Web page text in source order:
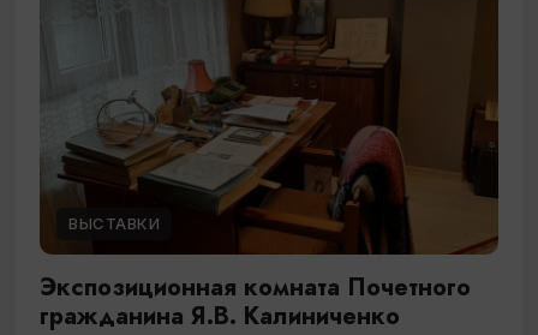
ВЫСТАВКИ
Экспозиционная комната Почетного
гражданина Я.В. Калиниченко